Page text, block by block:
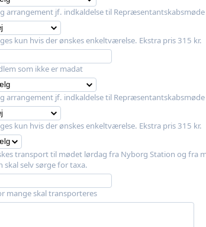
arrangement jf. indkaldelse til Repræsentantskabsmøde
kun hvis der ønskes enkeltværelse. Ekstra pris 315 kr.
som ikke er madat
arrangement jf. indkaldelse til Repræsentantskabsmøde
kun hvis der ønskes enkeltværelse. Ekstra pris 315 kr.
transport til mødet lørdag fra Nyborg Station og fra
skal selv sørge for taxa.
mange skal transporteres